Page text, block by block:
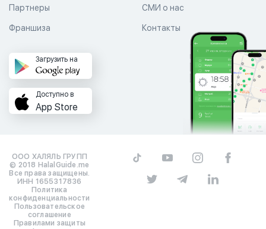
СМИ о нас
Контакты
Партнеры
Франшиза
Загрузить на
Доступно в
App Store
ООО ХАЛЯЛЬ ГРУПП
© 2018 HalalGuide.me
Все права защищены.
ИНН 1655317836
Политика
конфиденциальности
Пользовательское
соглашение
Правилами защиты